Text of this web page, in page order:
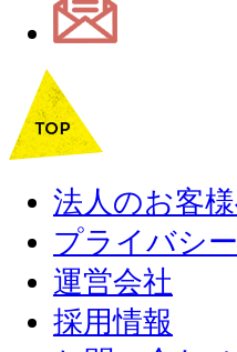
法人のお客
プライバシ
運営会社
採用情報